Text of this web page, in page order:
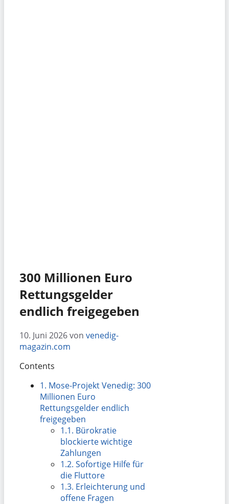
300 Millionen Euro
Rettungsgelder
endlich freigegeben
10. Juni 2026von venedig-
magazin.com
Contents
1. Mose-Projekt Venedig: 300
Millionen Euro
Rettungsgelder endlich
freigegeben
1.1. Bürokratie
blockierte wichtige
Zahlungen
1.2. Sofortige Hilfe für
die Fluttore
1.3. Erleichterung und
offene Fragen